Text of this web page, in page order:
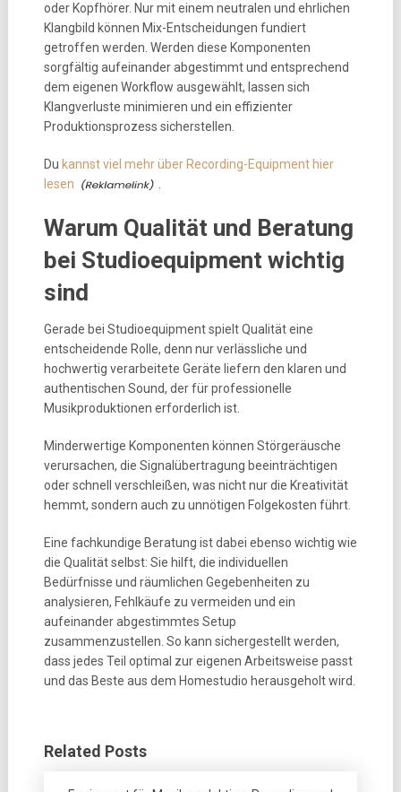
oder Kopfhörer. Nur mit einem neutralen und ehrlichen
Klangbild können Mix-Entscheidungen fundiert
getroffen werden. Werden diese Komponenten
sorgfältig aufeinander abgestimmt und entsprechend
dem eigenen Workflow ausgewählt, lassen sich
Klangverluste minimieren und ein effizienter
Produktionsprozess sicherstellen.
Du kannst viel mehr über Recording-Equipment hier
lesen
Warum Qualität und Beratung
bei Studioequipment wichtig
sind
Gerade bei Studioequipment spielt Qualität eine
entscheidende Rolle, denn nur verlässliche und
hochwertig verarbeitete Geräte liefern den klaren und
authentischen Sound, der für professionelle
Musikproduktionen erforderlich ist.
Minderwertige Komponenten können Störgeräusche
verursachen, die Signalübertragung beeinträchtigen
oder schnell verschleißen, was nicht nur die Kreativität
hemmt, sondern auch zu unnötigen Folgekosten führt.
Eine fachkundige Beratung ist dabei ebenso wichtig wie
die Qualität selbst: Sie hilft, die individuellen
Bedürfnisse und räumlichen Gegebenheiten zu
analysieren, Fehlkäufe zu vermeiden und ein
aufeinander abgestimmtes Setup
zusammenzustellen. So kann sichergestellt werden,
dass jedes Teil optimal zur eigenen Arbeitsweise passt
und das Beste aus dem Homestudio herausgeholt wird.
Related Posts